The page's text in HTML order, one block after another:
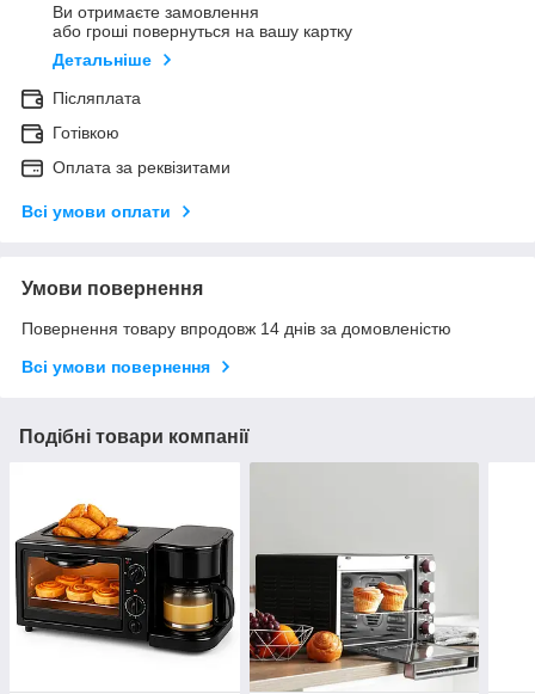
Ви отримаєте замовлення
або гроші повернуться на вашу картку
Детальніше
Післяплата
Готівкою
Оплата за реквізитами
Всі умови оплати
Умови повернення
Повернення товару впродовж 14 днів за домовленістю
Всі умови повернення
Подібні товари компанії